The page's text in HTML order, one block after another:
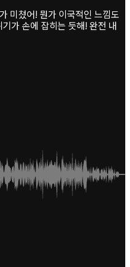
미쳤어! 뭔가 이국적인 느낌도
가 손에 잡히는 듯해! 완전 내